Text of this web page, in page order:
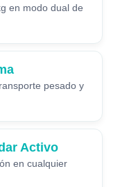
en modo dual de
pesado y
Activo
en cualquier